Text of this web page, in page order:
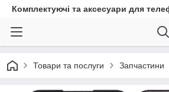
Комплектуючі та аксесуари для
Товари та послуги Запчастини